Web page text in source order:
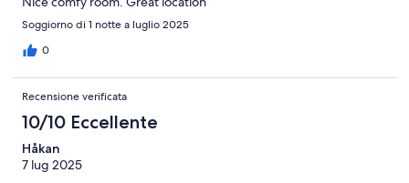
Soggiorno di 1 notte a luglio 2025
0
Recensione verificata
10/10 Eccellente
Håkan
7 lug 2025